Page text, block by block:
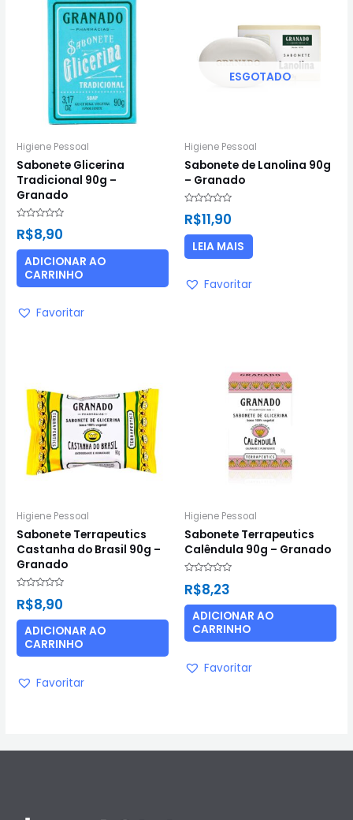
Higiene Pessoal
Sabonete Glicerina
Tradicional 90g –
Granado
0
5
R$8,90
ADICIONAR AO
CARRINHO
Favoritar
ESGOTADO
Higiene Pessoal
Sabonete de Lanolina 90g
– Granado
0
5
R$11,90
LEIA MAIS
Favoritar
Higiene Pessoal
Sabonete Terrapeutics
Castanha do Brasil 90g –
Granado
0
5
R$8,90
ADICIONAR AO
CARRINHO
Favoritar
Higiene Pessoal
Sabonete Terrapeutics
Calêndula 90g – Granado
0
5
R$8,23
ADICIONAR AO
CARRINHO
Favoritar